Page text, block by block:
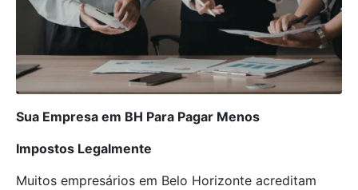
Sua Empresa em BH Para Pagar Menos
Impostos Legalmente
Muitos empresários em Belo Horizonte acreditam